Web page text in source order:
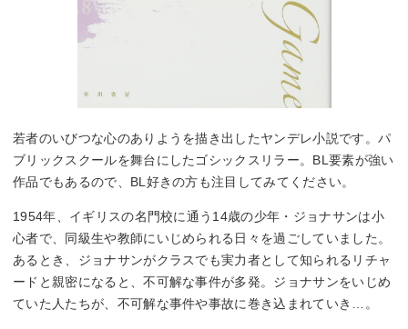
若者のいびつな心のありようを描き出したヤンデレ小説です。パ
ブリックスクールを舞台にしたゴシックスリラー。BL要素が強い
作品でもあるので、BL好きの方も注目してみてください。
1954年、イギリスの名門校に通う14歳の少年・ジョナサンは小
心者で、同級生や教師にいじめられる日々を過ごしていました。
あるとき、ジョナサンがクラスでも実力者として知られるリチャ
ードと親密になると、不可解な事件が多発。ジョナサンをいじめ
ていた人たちが、不可解な事件や事故に巻き込まれていき…。